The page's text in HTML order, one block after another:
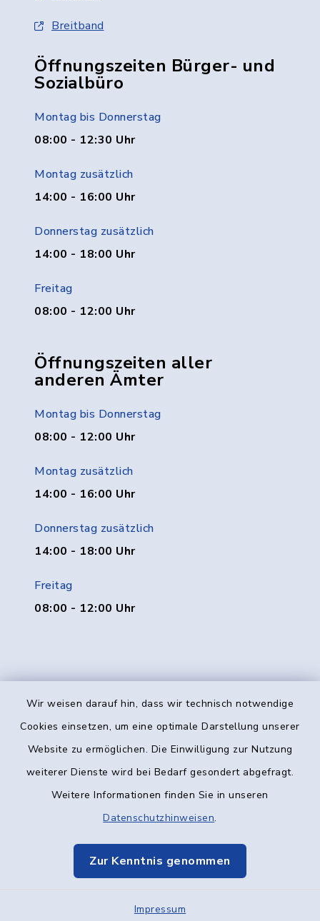
Wir weisen darauf hin, dass wir technisch notwendige
Cookies einsetzen, um eine optimale Darstellung unserer
Website zu ermöglichen. Die Einwilligung zur Nutzung
weiterer Dienste wird bei Bedarf gesondert abgefragt.
Weitere Informationen finden Sie in unseren
Datenschutzhinweisen.
Zur Kenntnis genommen
Impressum
Breitband
Öffnungszeiten Bürger- und
Sozialbüro
Montag bis Donnerstag
08:00 - 12:30 Uhr
Montag zusätzlich
14:00 - 16:00 Uhr
Donnerstag zusätzlich
14:00 - 18:00 Uhr
Freitag
08:00 - 12:00 Uhr
Öffnungszeiten aller
anderen Ämter
Montag bis Donnerstag
08:00 - 12:00 Uhr
Montag zusätzlich
14:00 - 16:00 Uhr
Donnerstag zusätzlich
14:00 - 18:00 Uhr
Freitag
08:00 - 12:00 Uhr
Kontakt
Datenschutz
Elektronische Kommunikation
Sitemap